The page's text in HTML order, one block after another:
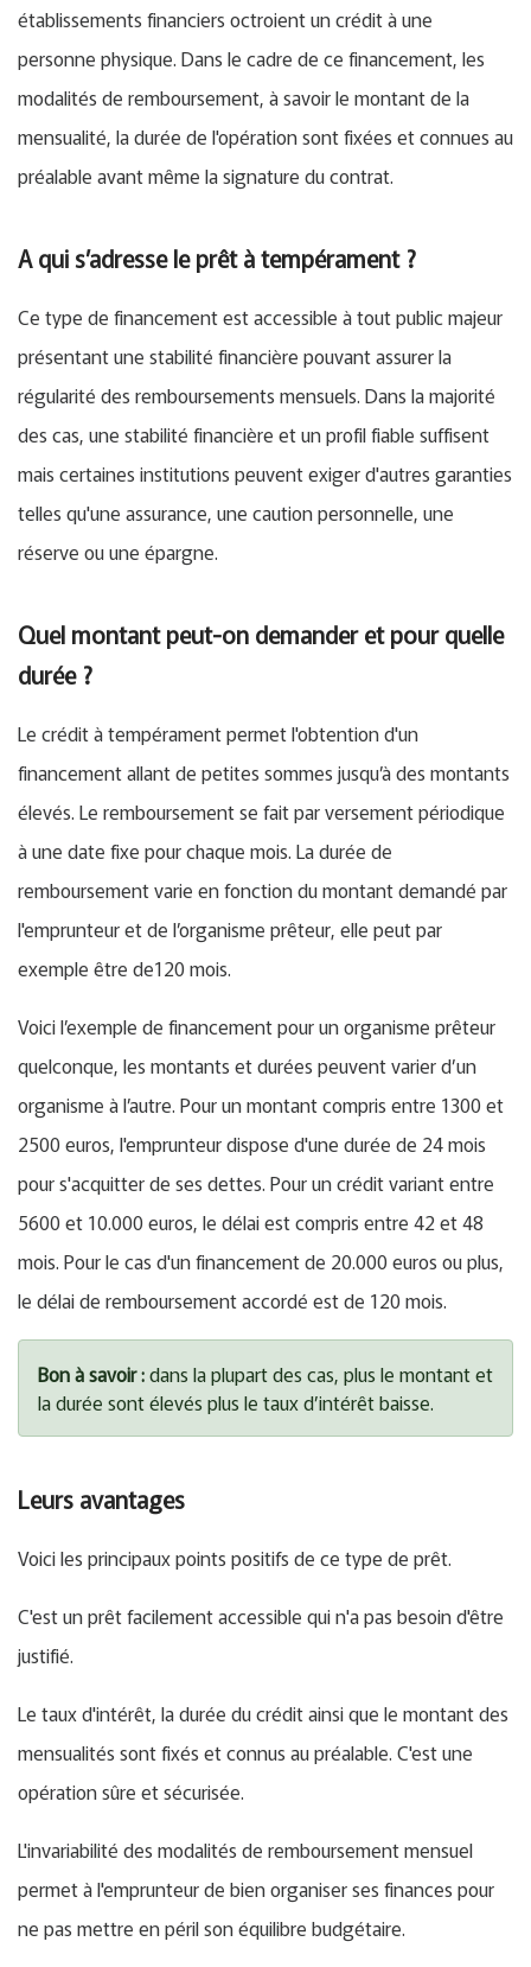
établissements financiers octroient un crédit à une
personne physique. Dans le cadre de ce financement, les
modalités de remboursement, à savoir le montant de la
mensualité, la durée de l'opération sont fixées et connues au
préalable avant même la signature du contrat.
A qui s’adresse le prêt à tempérament ?
Ce type de financement est accessible à tout public majeur
présentant une stabilité financière pouvant assurer la
régularité des remboursements mensuels. Dans la majorité
des cas, une stabilité financière et un profil fiable suffisent
mais certaines institutions peuvent exiger d'autres garanties
telles qu'une assurance, une caution personnelle, une
réserve ou une épargne.
Quel montant peut-on demander et pour quelle
durée ?
Le crédit à tempérament permet l'obtention d'un
financement allant de petites sommes jusqu’à des montants
élevés. Le remboursement se fait par versement périodique
à une date fixe pour chaque mois. La durée de
remboursement varie en fonction du montant demandé par
l'emprunteur et de l’organisme prêteur, elle peut par
exemple être de120 mois.
Voici l’exemple de financement pour un organisme prêteur
quelconque, les montants et durées peuvent varier d’un
organisme à l’autre. Pour un montant compris entre 1300 et
2500 euros, l'emprunteur dispose d'une durée de 24 mois
pour s'acquitter de ses dettes. Pour un crédit variant entre
5600 et 10.000 euros, le délai est compris entre 42 et 48
mois. Pour le cas d'un financement de 20.000 euros ou plus,
le délai de remboursement accordé est de 120 mois.
Bon à savoir :dans la plupart des cas, plus le montant et
la durée sont élevés plus le taux d’intérêt baisse.
Leurs avantages
Voici les principaux points positifs de ce type de prêt.
C'est un prêt facilement accessible qui n'a pas besoin d'être
justifié.
Le taux d'intérêt, la durée du crédit ainsi que le montant des
mensualités sont fixés et connus au préalable. C'est une
opération sûre et sécurisée.
L'invariabilité des modalités de remboursement mensuel
permet à l'emprunteur de bien organiser ses finances pour
ne pas mettre en péril son équilibre budgétaire.